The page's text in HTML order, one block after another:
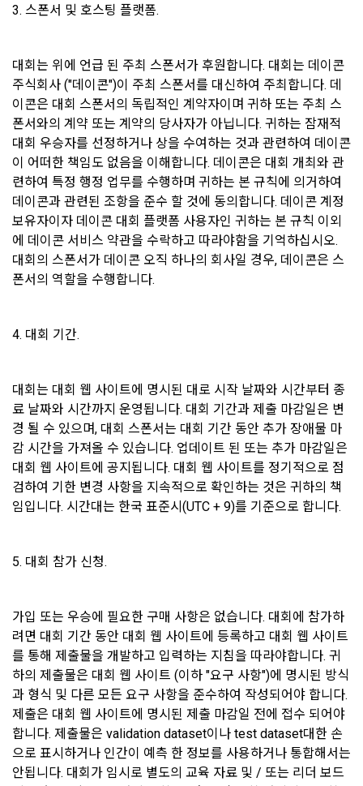
며, 정책 또한 개정될 시에는 적용일자와 개정사유를 명시하여
6. "회원"은 변경된 약관에 대해 거부할 권리가 있다. "회원"은 변
경된 약관이 공지된 지 15일 이내에 거부의사를 표명할 수 있다.
"회원"이 거부하는 경우 본 서비스 제공자인 "회사"는 15일의 기
간을 정하여 "회원"에게 사전 통지 후 당해 "회원"과의 계약을 해
지할 수 있다. 만약, "회원"이 거부의사를 표시하지 않거나, 전항
에 따라 시행일 이후에 "서비스"를 이용하는 경우에는 동의한 것
으로 간주한다.
제 4 조 (약관의 해석)
1. 이 약관에서 규정하지 않은 사항에 관해서는 약관의규제등에
관한법률, 전기통신기본법, 전기통신사업법, 정보통신망이용촉
진등에관한법률, 전자상거래 등에서의 소비자보호에 관한 법률,
제 5 조 (이용계약의 성립)
1. "회원"이 이용신청(회원가입 신청) 작성 후에 "회사"가 웹 상
의 안내를 "회원"에게 통지함으로써 이용계약이 성립된다.
2. “회사”는 "회사"의 ‘데이콘 인재풀 등록’ 서비스를 이용하고자
하는 자가 본 약관과 개인정보취급방침을 읽고 이에 대하여 "동
의" 또는 "제출하기" 버튼을 누르는 경우 이를 서비스 이용에 대
3. 제2항 신청에 있어 "회사"는 "회원"의 종류에 따라 전문기관을
4. 페이스북 등 외부서비스와의 연동을 통해 이용계약을 신청할
경우, 본 약관과 개인정보취급방침, 서비스 제공을 위해 “회
사”가 “회원”의 외부 서비스 계정 정보 접근 및 활용에 “동의” 또
는 “확인”버튼을 누르면 “회사”가 웹 상의 안내 및 전자메일로
“회원”에게 통지함으로써 이용계약이 성립된다.
5. “회원”은 이용계약 성립 후, 당사의 동의 없이 임의로 회원 ID
를 변경할 수 없다.
6. 약관 및 실정법 위반 시 “회원”의 서비스 이용 제약이 생길 수
있다.
데이콘 내의 개별 서비스 이용, 상금 및 상품 지급 과정에서 해당
시점에서 이용자에게 ‘수집하는 개인정보 항목, 개인정보의 수
집 및 이용목적, 개인정보의 보관기간’에 대해 안내 드리고 동의
를 받습니다.
2) 데이콘 인재풀 등록 시 수집하는 항목
필수 항목: 이름, 이메일, 핸드폰 번호, 경력, 신입/경력 해당 사항
여부, 사용 가능한 프로그래밍 언어 및 사용 경험, 프로젝트 또는
대회 코드 링크1개, 구직 의향, 희망근무지역
선택 항목: 프로젝트 또는 대회 코드 링크(추가분), 기타 수상 경
력, 개인 운영 사이트 링크(GitHub, Linkedin 등) ,영상, ppt
모바일 서비스의 특성상 단말기 모델 정보가 수집될 수 있으나,
이는 개인을 식별할 수 없는 형태입니다.
4) 보상금 지급 시 수집하는 항목
필수항목: 본인 계좌정보(은행, 계좌번호), 주민등록번호(근거 :
소득세법)
5) 채용 합격 시, 기업의 요금 산정을 위한 수집 항목
필수항목: 합격자의 연봉정보
6) 서비스 이용과정이나 사업처리 과정에서 자동 수집되는 항목
나. 개인정보 수집방법
1) 회원가입 및 서비스 이용 과정에서 이용자가 개인정보 수집
에 대해 동의를 하고 직접 정보를 입력하는 경우, 해당 개인정보
를 수집
2) 데이콘 인재풀 등록, 기업 요금 정산, 이벤트 응모, 고객센터
문의 등의 방법으로 수집
3. 스폰서 및 호스팅 플랫폼.
대회는 위에 언급 된 주최 스폰서가 후원합니다. 대회는 데이콘
주식회사 ("데이콘")이 주최 스폰서를 대신하여 주최합니다. 데
이콘은 대회 스폰서의 독립적인 계약자이며 귀하 또는 주최 스
폰서와의 계약 또는 계약의 당사자가 아닙니다. 귀하는 잠재적
대회 우승자를 선정하거나 상을 수여하는 것과 관련하여 데이콘
이 어떠한 책임도 없음을 이해합니다. 데이콘은 대회 개최와 관
련하여 특정 행정 업무를 수행하며 귀하는 본 규칙에 의거하여
데이콘과 관련된 조항을 준수 할 것에 동의합니다. 데이콘 계정
보유자이자 데이콘 대회 플랫폼 사용자인 귀하는 본 규칙 이외
에 데이콘 서비스 약관을 수락하고 따라야함을 기억하십시오.
대회의 스폰서가 데이콘 오직 하나의 회사일 경우, 데이콘은 스
폰서의 역할을 수행합니다.
4. 대회 기간.
대회는 대회 웹 사이트에 명시된 대로 시작 날짜와 시간부터 종
료 날짜와 시간까지 운영됩니다. 대회 기간과 제출 마감일은 변
경 될 수 있으며, 대회 스폰서는 대회 기간 동안 추가 장애물 마
감 시간을 가져올 수 있습니다. 업데이트 된 또는 추가 마감일은
대회 웹 사이트에 공지됩니다. 대회 웹 사이트를 정기적으로 점
검하여 기한 변경 사항을 지속적으로 확인하는 것은 귀하의 책
임입니다. 시간대는 한국 표준시(UTC + 9)를 기준으로 합니다.
5. 대회 참가 신청.
가입 또는 우승에 필요한 구매 사항은 없습니다. 대회에 참가하
려면 대회 기간 동안 대회 웹 사이트에 등록하고 대회 웹 사이트
를 통해 제출물을 개발하고 입력하는 지침을 따라야합니다. 귀
하의 제출물은 대회 웹 사이트 (이하 "요구 사항")에 명시된 방식
과 형식 및 다른 모든 요구 사항을 준수하여 작성되어야 합니다.
제출은 대회 웹 사이트에 명시된 제출 마감일 전에 접수 되어야
합니다. 제출물은 validation dataset이나 test dataset대한 손
으로 표시하거나 인간이 예측 한 정보를 사용하거나 통합해서는
안됩니다. 대회가 임시로 별도의 교육 자료 및 / 또는 리더 보드